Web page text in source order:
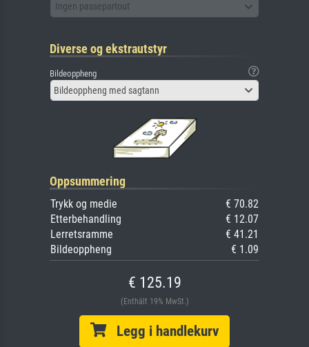
Ingen passepartout
Diverse og ekstrautstyr
Bildeoppheng
Bildeoppheng med sagtann
Oppsummering
Trykk og medie
€ 70.82
Etterbehandling
€ 12.07
Lerretsramme
€ 41.21
Bildeoppheng
€ 1.09
€ 125.19
(Enthält 19% MwSt.)
Legg i handlekurv